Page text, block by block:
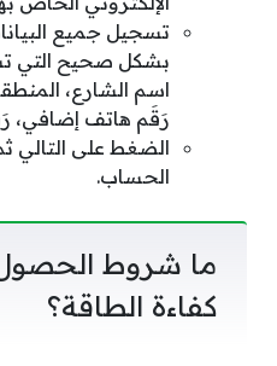
تسجيل جميع
بشكل صحيح التي
اسم الشارع،
رَقَم هاتف إضافي،
الضغط على
الحساب.
ما شروط
كفاءة الطاقة؟